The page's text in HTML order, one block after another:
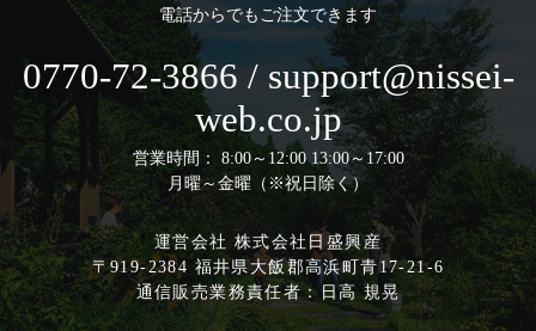
電話からでもご注文できます
0770-72-3866 / support@nissei-
web.co.jp
営業時間： 8:00～12:00 13:00～17:00
月曜～金曜（※祝日除く）
運営会社 株式会社日盛興産
〒919-2384 福井県大飯郡高浜町青17-21-6
通信販売業務責任者：日高 規晃